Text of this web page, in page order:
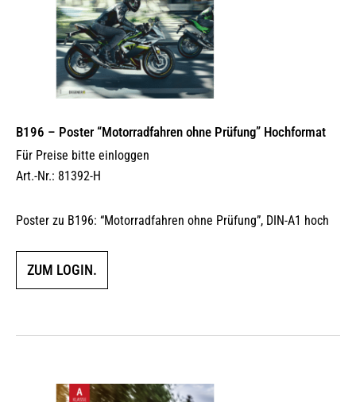
B196 – Poster “Motorradfahren ohne Prüfung” Hochformat
Für Preise bitte einloggen
Art.-Nr.: 81392-H
Poster zu B196: “Motorradfahren ohne Prüfung”, DIN-A1 hoch
ZUM LOGIN.